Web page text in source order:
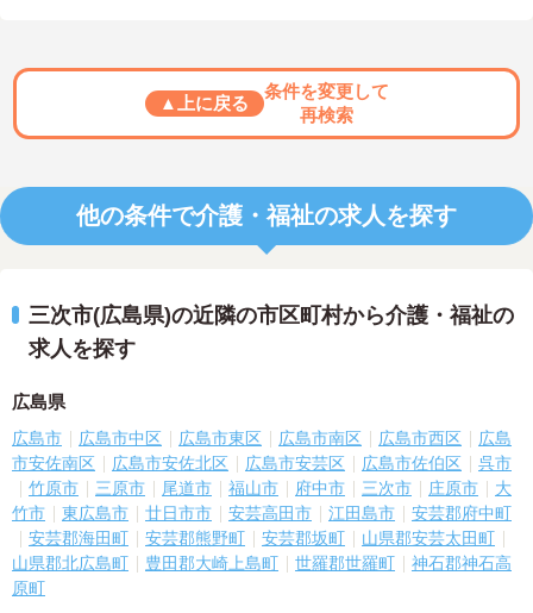
▲上に戻る
条件を変更して
再検索
他の条件で介護・福祉の求人を探す
三次市(広島県)の近隣の市区町村から介護・福祉の
求人を探す
広島県
広島市 広島市中区 広島市東区 広島市南区 広島市西区
広島
市安佐南区
広島市安佐北区 広島市安芸区 広島市佐伯区
呉市
竹原市
三原市 尾道市 福山市 府中市 三次市 庄原市
大
竹市
東広島市 廿日市市 安芸高田市 江田島市
安芸郡府中町
安芸郡海田町
安芸郡熊野町 安芸郡坂町
山県郡安芸太田町
山県郡北広島町
豊田郡大崎上島町 世羅郡世羅町
神石郡神石高
原町